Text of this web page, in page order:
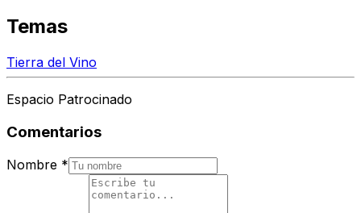
Temas
Tierra del Vino
Espacio Patrocinado
Comentarios
Nombre *